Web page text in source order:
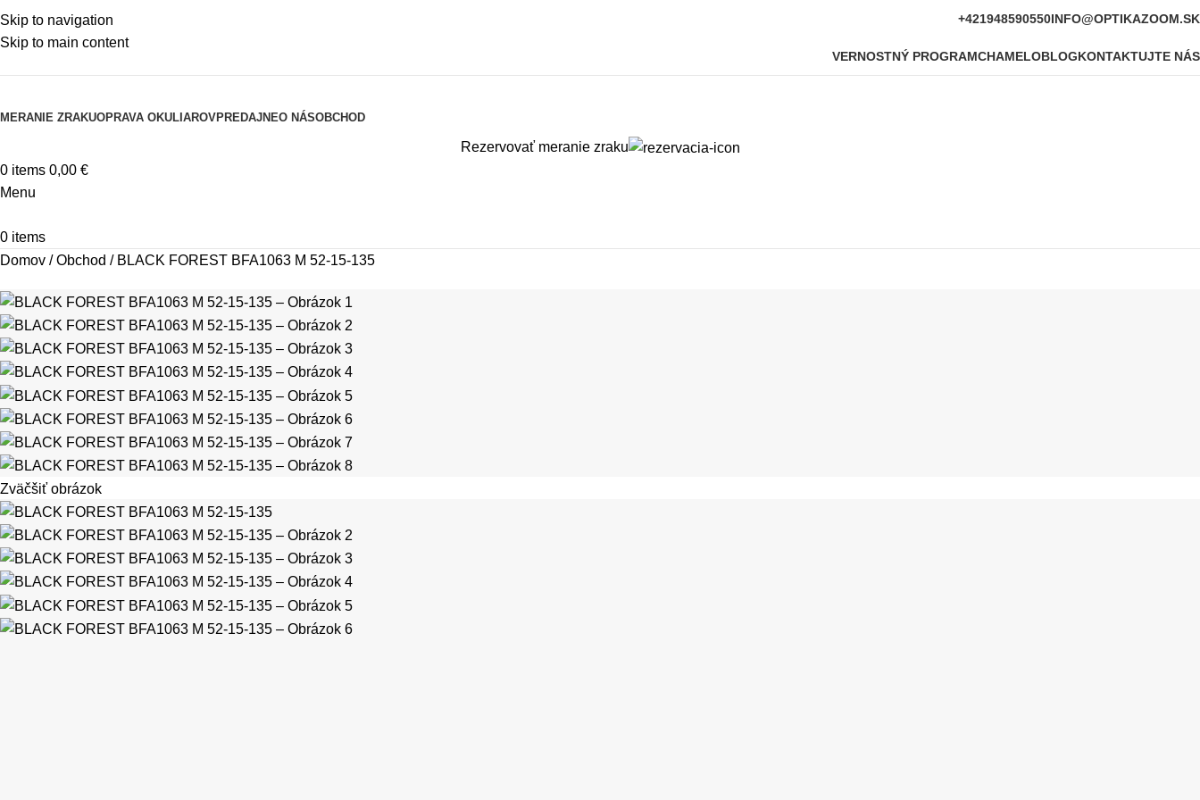
Skip to navigation
Skip to main content
+421948590550INFO@OPTIKAZOOM.SK
VERNOSTNÝ PROGRAMCHAMELOBLOGKONTAKTUJTE NÁS
MERANIE ZRAKUOPRAVA OKULIAROVPREDAJNEO NÁSOBCHOD
Rezervovať meranie zraku
0 items 0,00 €
Menu
0 items
Domov /Obchod / BLACK FOREST BFA1063 M 52-15-135
Zväčšiť obrázok